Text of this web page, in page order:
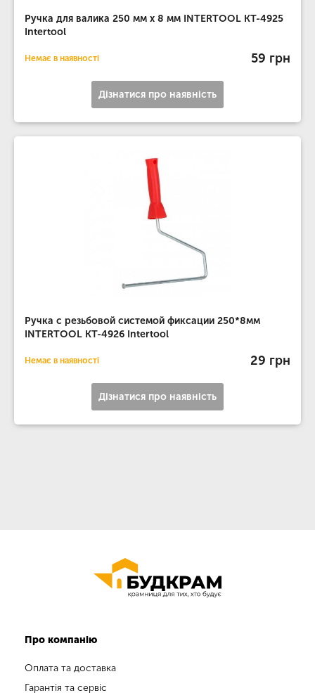
Ручка для валика 250 мм x 8 мм INTERTOOL KT-4925
Intertool
Немає в наявності 59 грн
Дізнатися про наявність
Ручка с резьбовой системой фиксации 250*8мм
INTERTOOL KT-4926 Intertool
Немає в наявності 29 грн
Дізнатися про наявність
Про компанію
Оплата та доставка
Гарантія та сервіс